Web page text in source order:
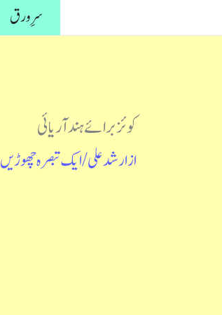
سرِ ورق
کوئز برائے ہند آریائی
ازارشد علی/ایک تبصرہ چھوڑیں